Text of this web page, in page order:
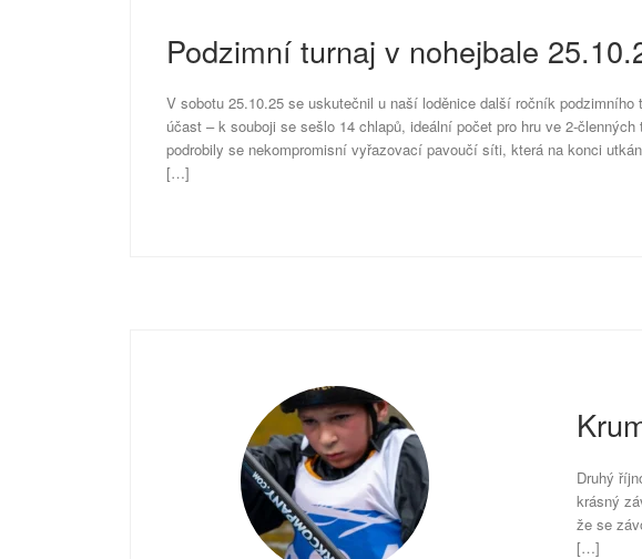
Podzimní turnaj v nohejbale
V sobotu 25.10.25 se uskutečnil u naší loděnice další ročník podzimního
účast – k souboji se sešlo 14 chlapů, ideální počet pro hru ve 2-
podrobily se nekompromisní vyřazovací pavoučí síti, která na konci
[…]
Druhý
krásný
že se
[…]